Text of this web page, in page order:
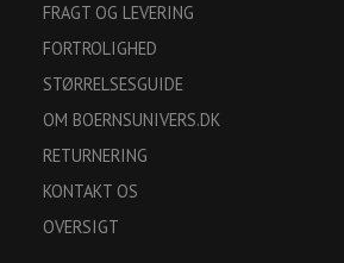
FRAGT OG LEVERING
FORTROLIGHED
STØRRELSESGUIDE
OM BOERNSUNIVERS.DK
RETURNERING
KONTAKT OS
OVERSIGT